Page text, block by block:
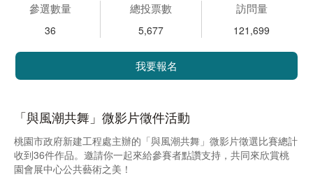
參選數量
36
總投票數
5,677
訪問量
121,699
我要報名
「與風潮共舞」微影片徵件活動
桃園市政府新建工程處主辦的「與風潮共舞」微影片徵選比賽總計
收到36件作品。邀請你一起來給參賽者點讚支持，共同來欣賞桃
園會展中心公共藝術之美！